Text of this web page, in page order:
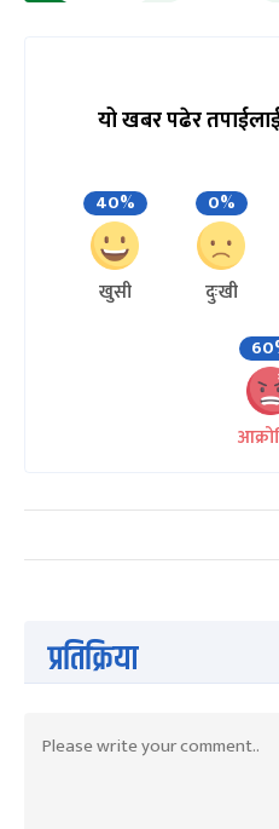
यो खबर पढेर
40%
खुसी
0%
दुःखी
प्रतिक्रिया